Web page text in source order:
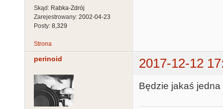
Skąd: Rabka-Zdrój
Zarejestrowany: 2002-04-23
Posty: 8,329
Strona
perinoid 2017-12-12
Będzie jakaś